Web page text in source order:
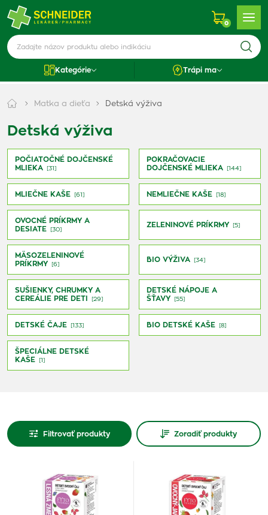
0
Kategórie Trápi ma
Matka a dieťa Detská výživa
Detská výživa
POČIATOČNÉ DOJČENSKÉ
MLIEKA
[31]
POKRAČOVACIE
DOJČENSKÉ MLIEKA
[144]
MLIEČNE KAŠE [61] NEMLIEČNE KAŠE [18]
OVOCNÉ PRÍKRMY A
DESIATE
[30]
ZELENINOVÉ PRÍKRMY [5]
MÄSOZELENINOVÉ
PRÍKRMY
[6]
BIO VÝŽIVA [34]
SUŠIENKY, CHRUMKY A
CEREÁLIE PRE DETI
[29]
DETSKÉ NÁPOJE A
ŠŤAVY
[55]
DETSKÉ ČAJE [133] BIO DETSKÉ KAŠE [8]
ŠPECIÁLNE DETSKÉ
KAŠE
[1]
Filtrovať produkty Zoradiť produkty